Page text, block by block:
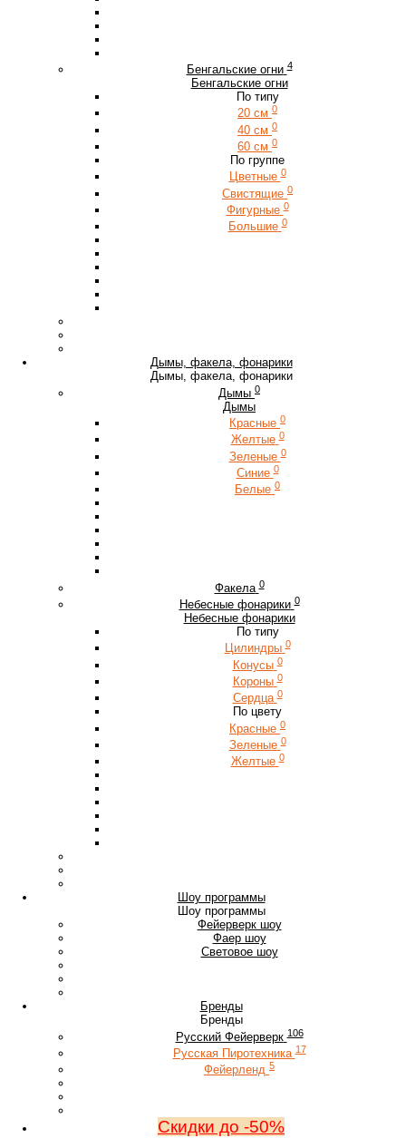
Бенгальские огни 4
Бенгальские огни
По типу
20 см 0
40 см 0
60 см 0
По группе
Цветные 0
Свистящие 0
Фигурные 0
Большие 0
Дымы, факела, фонарики
Дымы, факела, фонарики
Дымы 0
Дымы
Красные 0
Желтые 0
Зеленые 0
Синие 0
Белые 0
Факела 0
Небесные фонарики 0
Небесные фонарики
По типу
Цилиндры 0
Конусы 0
Короны 0
Сердца 0
По цвету
Красные 0
Зеленые 0
Желтые 0
Шоу программы
Шоу программы
Фейерверк шоу
Фаер шоу
Световое шоу
Бренды
Бренды
Русский Фейерверк 106
Русская Пиротехника 17
Фейерленд 5
Скидки до -50%